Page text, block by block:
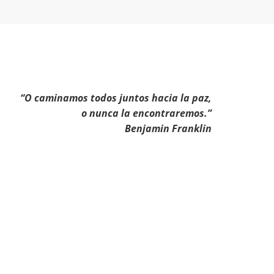
“O caminamos todos juntos hacia la paz,
o nunca la encontraremos.”
Benjamin Franklin